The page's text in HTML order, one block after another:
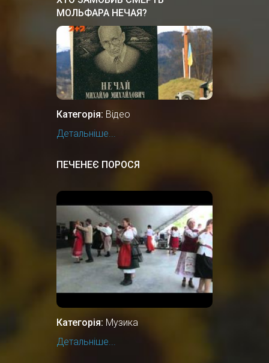
МОЛЬФАРА НЕЧАЯ?
Категорія: Відео
Детальніше...
ПЕЧЕНЕЄ ПОРОСЯ
Категорія: Музика
Детальніше...